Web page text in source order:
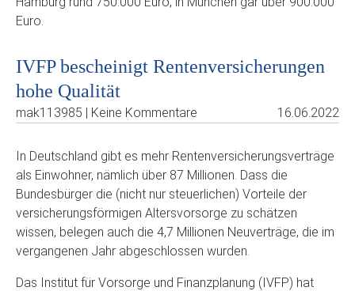
Euro.
IVFP bescheinigt Rentenversicherungen
hohe Qualität
mak113985 | Keine Kommentare 16.06.2022
In Deutschland gibt es mehr Rentenversicherungsverträge
als Einwohner, nämlich über 87 Millionen. Dass die
Bundesbürger die (nicht nur steuerlichen) Vorteile der
versicherungsförmigen Altersvorsorge zu schätzen
wissen, belegen auch die 4,7 Millionen Neuverträge, die im
vergangenen Jahr abgeschlossen wurden.
Das Institut für Vorsorge und Finanzplanung (IVFP) hat